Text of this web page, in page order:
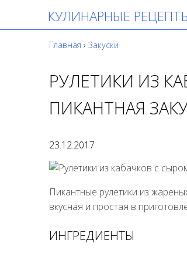
КУЛИНАРНЫЕ
Главная › Закуски
РУЛЕТИКИ ИЗ
ПИКАНТНАЯ
23.12.2017
Пикантные рулетики из
вкусная и простая в
ИНГРЕДИЕНТЫ